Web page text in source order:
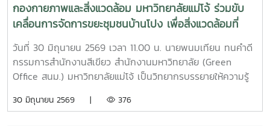
กองกายภาพและสิ่งแวดล้อม มหาวิทยาลัยแม่โจ้ ร่วมขับ
เคลื่อนการจัดการขยะชุมชนบ้านโปง เพื่อสิ่งแวดล้อมที่
ยั่งยืน
วันที่ 30 มิถุนายน 2569 เวลา 11.00 น. นายพนมเทียน ทนคำดี
กรรมการสำนักงานสีเขียว สำนักงานมหาวิทยาลัย (Green
Office สนม.) มหาวิทยาลัยแม่โจ้ เป็นวิทยากรบรรยายให้ความรู้
ถ่ายทอดแนวทางการเปลี่ยนเศษอาหารและขยะอินทรีย์ให้เป็นปุ๋ย
30 มิถุนายน 2569 | 376